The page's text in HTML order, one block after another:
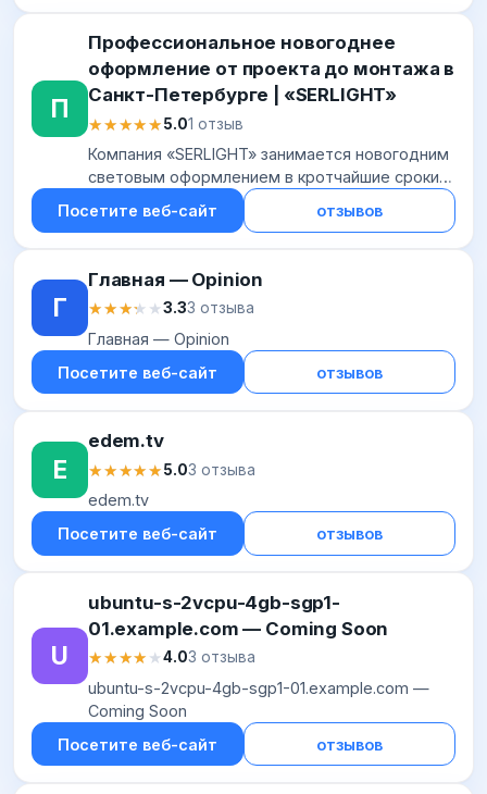
П
Профессиональное новогоднее
оформление от проекта до монтажа в
Санкт-Петербурге | «SERLIGHT»
★★★★★
★★★★★5.01 отзыв
Компания «SERLIGHT» занимается новогодним
световым оформлением в кротчайшие сроки,
готовы работать круглосуточно. Мы
предоставляем услуги дизайнера по
Посетите веб-сайт отзывов
Г
Главная — Opinion
★★★★★
★★★★★3.33 отзыва
Главная — Opinion
Посетите веб-сайт
отзывов
E
edem.tv
★★★★★
★★★★★5.03 отзыва
edem.tv
Посетите веб-сайт
отзывов
U
ubuntu-s-2vcpu-4gb-sgp1-
01.example.com — Coming Soon
★★★★★
★★★★★4.03 отзыва
ubuntu-s-2vcpu-4gb-sgp1-01.example.com —
Coming Soon
Посетите веб-сайт
отзывов